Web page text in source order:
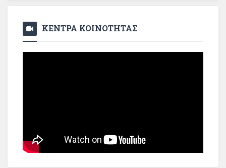
ΚΕΝΤΡΑ ΚΟΙΝΟΤΗΤΑΣ